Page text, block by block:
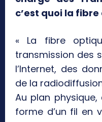
c’est quoi la
« La fibre
transmission des
l’Internet, des
de la
Au plan
forme d’un fil en